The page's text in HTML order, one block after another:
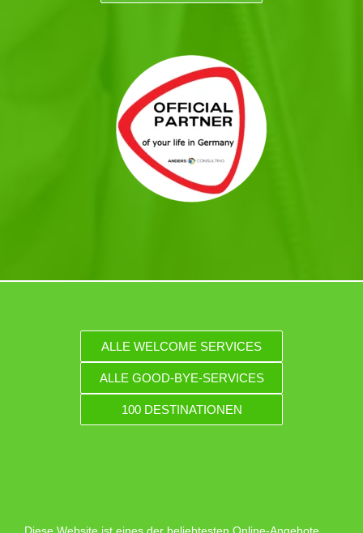
ALLE WELCOME SERVICES
ALLE GOOD-BYE-SERVICES
100 DESTINATIONEN